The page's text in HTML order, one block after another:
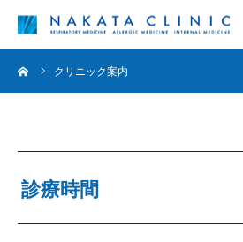
クリニック案内
診療時間
診療内容
クリニック案内
コラム